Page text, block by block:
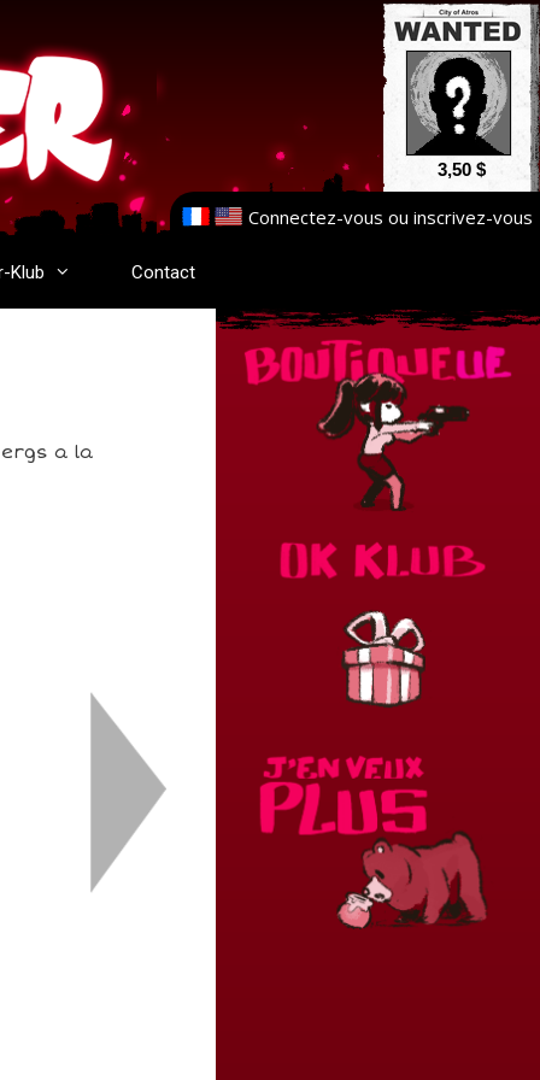
3,50 $
Connectez-vous ou inscrivez-vous
Klub Contact
a la